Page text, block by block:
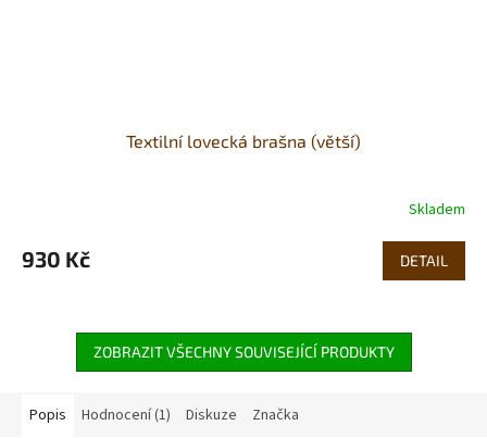
Textilní lovecká brašna (větší)
Skladem
930 Kč DETAIL
ZOBRAZIT VŠECHNY SOUVISEJÍCÍ PRODUKTY
Popis Hodnocení (1) Diskuze Značka